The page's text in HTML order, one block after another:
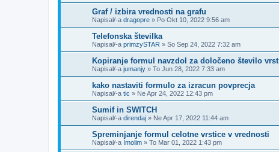
Graf / izbira vrednosti na grafu
Napisal/-a dragopre » Po Okt 10, 2022 9:56 am
Telefonska številka
Napisal/-a primzySTAR » So Sep 24, 2022 7:32 am
Kopiranje formul navzdol za določeno število vrst
Napisal/-a jumanjy » To Jun 28, 2022 7:33 am
kako nastaviti formulo za izracun povprecja
Napisal/-a tic » Ne Apr 24, 2022 12:43 pm
Sumif in SWITCH
Napisal/-a direndaj » Ne Apr 17, 2022 11:44 am
Spreminjanje formul celotne vrstice v vrednosti
Napisal/-a Imolim » To Mar 01, 2022 1:43 pm